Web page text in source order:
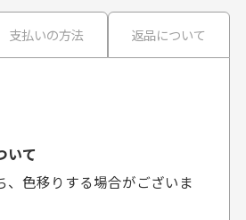
寧
品
気
30代男性
来ました。またお願いし
指定頂けます。
さい。
支払いの方法 返品について
いて
、色移りする場合がございま